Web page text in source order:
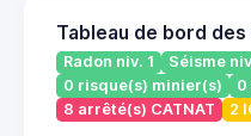
Tableau de bord
Radon niv. 1 Séisme
0 risque(s) minier(s)
0
8 arrêté(s) CATNAT
2